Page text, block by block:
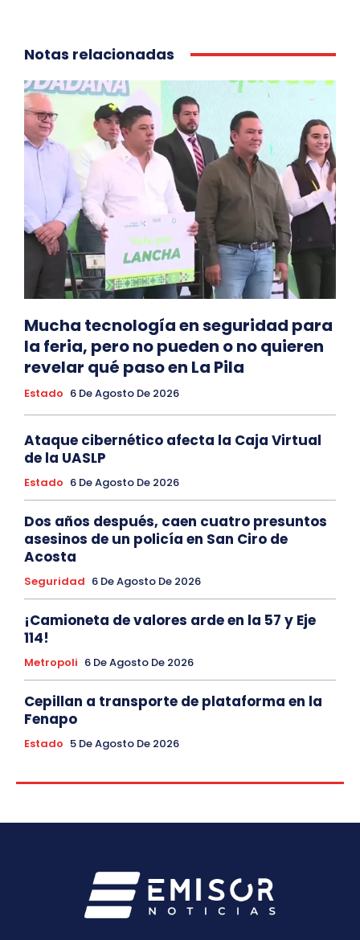
Notas relacionadas
Mucha tecnología en seguridad para
la feria, pero no pueden o no quieren
revelar qué paso en La Pila
Estado 6 De Agosto De 2026
Ataque cibernético afecta la Caja Virtual
de la UASLP
Estado 6 De Agosto De 2026
Dos años después, caen cuatro presuntos
asesinos de un policía en San Ciro de
Acosta
Seguridad 6 De Agosto De 2026
¡Camioneta de valores arde en la 57 y Eje
114!
Metropoli 6 De Agosto De 2026
Cepillan a transporte de plataforma en la
Fenapo
Estado 5 De Agosto De 2026